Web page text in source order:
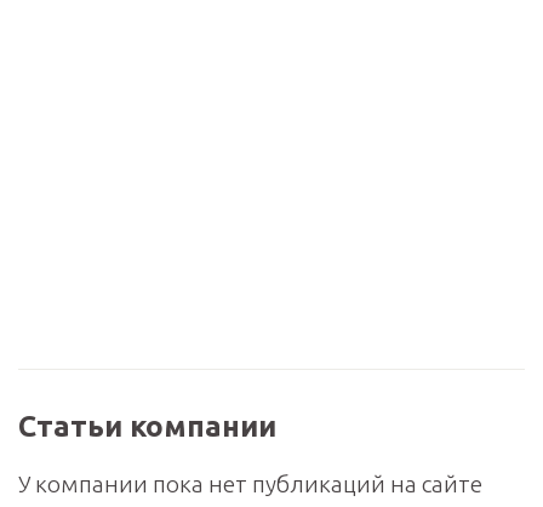
Статьи компании
У компании пока нет публикаций на сайте